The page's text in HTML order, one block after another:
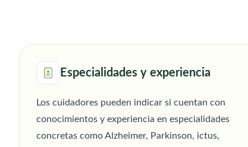
Especialidades y experiencia
Los cuidadores pueden indicar si cuentan con
conocimientos y experiencia en especialidades
concretas como Alzheimer, Parkinson, ictus,